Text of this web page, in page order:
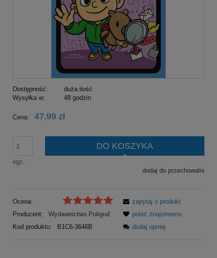
Dostępność:
duża ilość
Wysyłka w:
48 godzin
Cena: 47,99 zł
egz.
DO KOSZYKA
dodaj do przechowalni
Ocena:
Producent:
Wydawnictwo Poligraf
Kod produktu:
B1C6-3646B
zapytaj o produkt
poleć znajomemu
dodaj opinię